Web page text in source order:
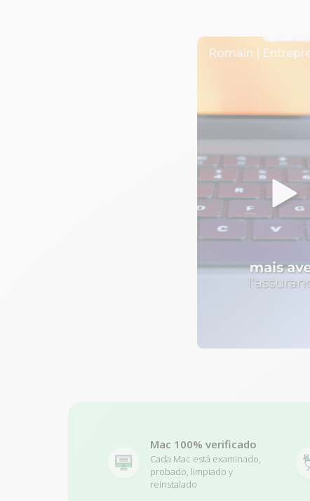
Mac 100% verificado
Cada Mac está examinado,
probado, limpiado y
reinstalado